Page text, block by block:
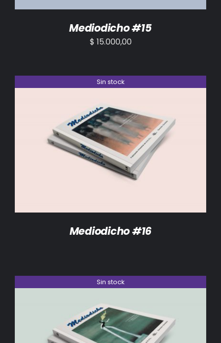
Mediodicho #15
$ 15.000,00
Sin stock
DETALLES
Mediodicho #16
Sin stock